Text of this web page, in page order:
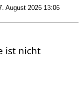
August 2026 13:06
ist nicht